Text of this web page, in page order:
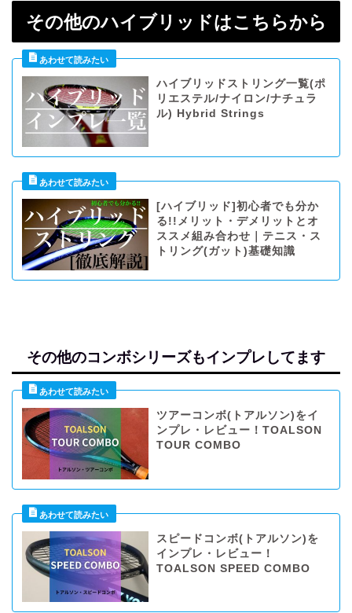
その他のハイブリッドはこちらから
ハイブリッドストリング一覧(ポ
リエステル/ナイロン/ナチュラ
ル) Hybrid Strings
[ハイブリッド]初心者でも分か
る!!メリット・デメリットとオ
ススメ組み合わせ｜テニス・ス
トリング(ガット)基礎知識
その他のコンボシリーズもインプレしてます
ツアーコンボ(トアルソン)をイ
ンプレ・レビュー！TOALSON
TOUR COMBO
スピードコンボ(トアルソン)を
インプレ・レビュー！
TOALSON SPEED COMBO